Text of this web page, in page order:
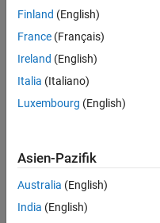
PQL Name:
Version History
See Also
Topics
Check for and Review
Finland (English)
France (Français)
Ireland (English)
Italia (Italiano)
Luxembourg (English)
Asien-Pazifik
Australia (English)
India (English)